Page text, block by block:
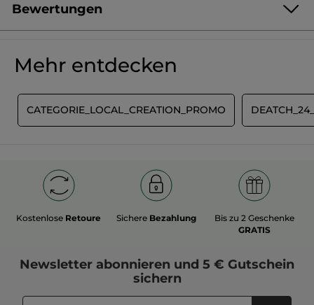
Bewertungen
Kein
BEWERTUNG VERFASSEN
Mehr entdecken
CATEGORIE_LOCAL_CREATION_PROMO
Kostenlose Retoure Sichere Bezahlung
Bis zu 2 Geschenke
GRATIS
Newsletter abonnieren und 5 € Gutschein
sichern